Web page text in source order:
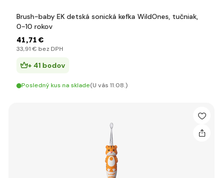
Brush-baby EK detská sonická kefka WildOnes, tučniak,
0-10 rokov
41,71 €
33,91 € bez DPH
+ 41 bodov
Posledný kus na sklade(U vás 11.08.)